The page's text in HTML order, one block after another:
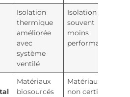
Isolation
thermique
améliorée
avec
système
ventilé
Isolation
souvent
moins
performante
Matériaux
biosourcés
Matériaux
non certifiés,